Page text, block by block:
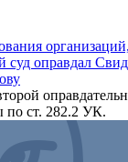
суд оправдал
по ст. 282.2 УК.